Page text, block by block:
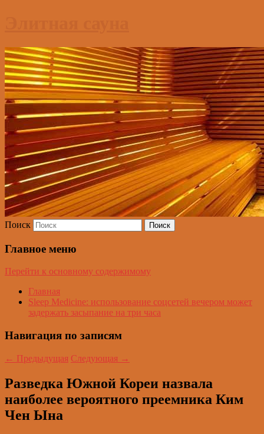
Поиск
Главное меню
Перейти к основному содержимому
Главная
Sleep Medicine: использование соцсетей вечером может
задержать засыпание на три часа
Навигация по записям
← Предыдущая Следующая →
Разведка Южной Кореи назвала
наиболее вероятного преемника Ким
Чен Ына